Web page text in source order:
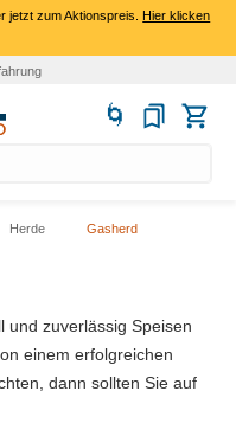
jetzt zum Aktionspreis.Hier klicken
Herde Gasherd
und zuverlässig Speisen
einem erfolgreichen
dann sollten Sie auf